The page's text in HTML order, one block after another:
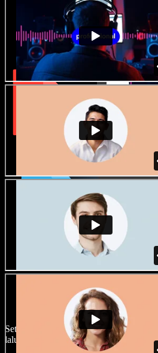
Banyak pilihan
dengan
Setiap proyek bisa terdengar beda.
lalu sesuaikan sesuka Anda.